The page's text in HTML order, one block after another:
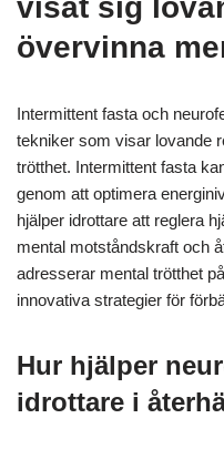
Vilka
visat sig
övervinna
tekniker som visar lovande
trötthet. Intermittent fasta
genom att optimera